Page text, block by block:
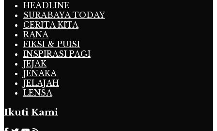
HEADLINE
SURABAYA TODAY
CERITA KITA
RANA
FIKSI & PUISI
INSPIRASI PAGI
JEJAK
JENAKA
JELAJAH
LENSA
Ikuti Kami